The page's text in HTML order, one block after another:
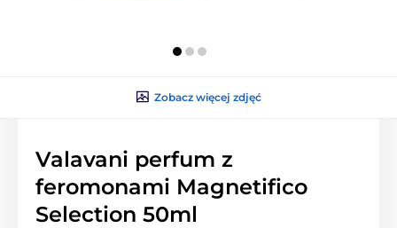
Zobacz więcej zdjęć
Valavani perfum z
feromonami Magnetifico
Selection 50ml